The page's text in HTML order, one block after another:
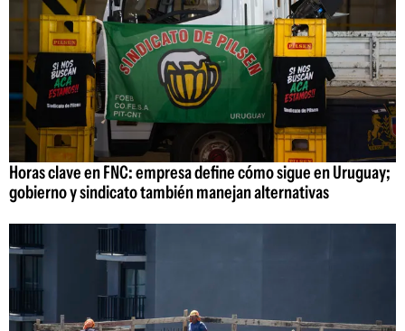
Horas clave en FNC: empresa define cómo sigue en Uruguay;
gobierno y sindicato también manejan alternativas